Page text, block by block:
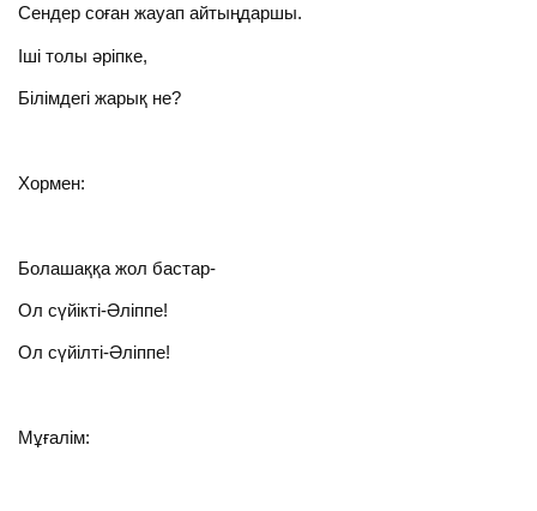
Сендер соған жауап айтыңдаршы.
Іші толы әріпке,
Білімдегі жарық не?
Хормен:
Болашаққа жол бастар-
Ол сүйікті-Әліппе!
Ол сүйілті-Әліппе!
Мұғалім: